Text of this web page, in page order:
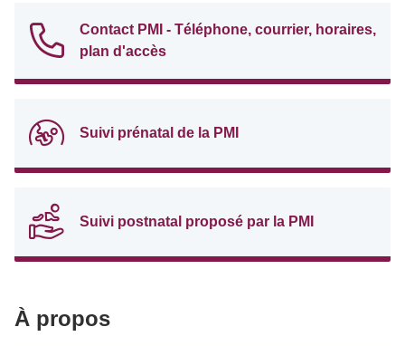
Contact PMI - Téléphone, courrier, horaires,
plan d'accès
Suivi prénatal de la PMI
Suivi postnatal proposé par la PMI
À propos